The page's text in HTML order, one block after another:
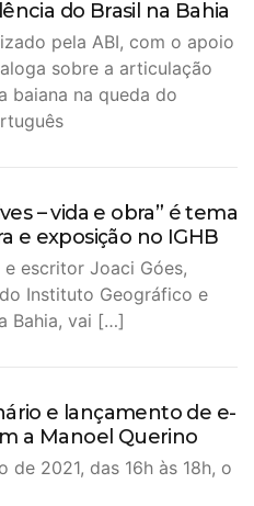
do Brasil na Bahia
pela ABI, com o apoio
sobre a articulação
baiana na queda do
– vida e obra” é tema
e exposição no IGHB
e escritor Joaci Góes,
Instituto Geográfico e
Bahia, vai […]
e lançamento de e-
a Manoel Querino
de 2021, das 16h às 18h, o